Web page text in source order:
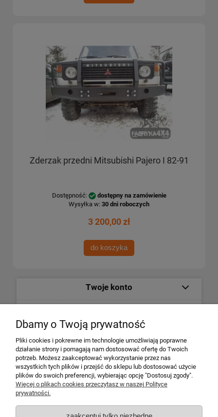
Zderzak przedni Mitsubishi Pajero I 82-91
Dostępność:
dostępny na zamówienie
Wysyłka w: 30 dni roboczych
3 200,00 zł
do koszyka
Twoje konto
Płatności i dostawa
Informacje o firmie
Escape 4x4
ul. Krakowska 197
34-124 Klecza Dolna
Dbamy o Twoją prywatność
Pliki cookies i pokrewne im technologie umożliwiają poprawne
działanie strony i pomagają nam dostosować ofertę do Twoich
potrzeb. Możesz zaakceptować wykorzystanie przez nas
wszystkich tych plików i przejść do sklepu lub dostosować użycie
plików do swoich preferencji, wybierając opcję "Dostosuj zgody".
Więcej o plikach cookies przeczytasz w naszej Polityce
prywatności.